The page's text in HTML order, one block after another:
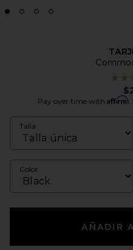
Pay over time with Affirm.
Talla
Color
AÑADIR